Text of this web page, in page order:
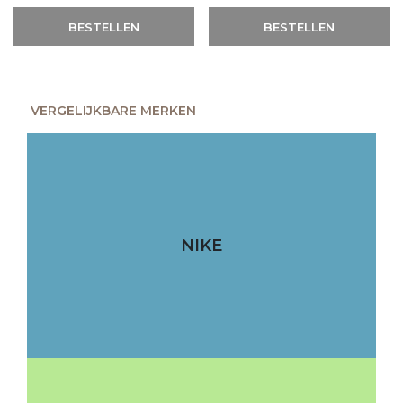
BESTELLEN BESTELLEN
VERGELIJKBARE MERKEN
NIKE